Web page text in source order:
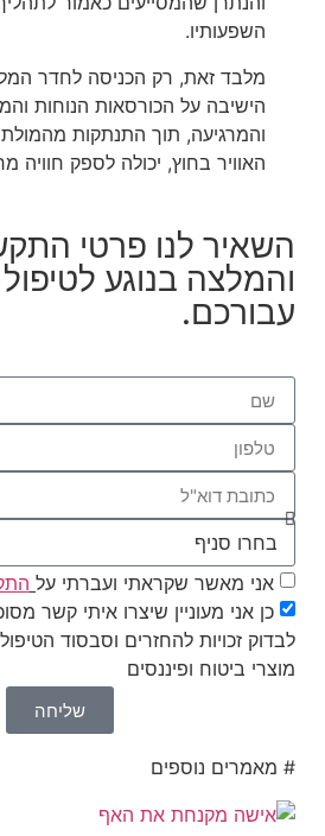
השפעותיו.
מלבד זאת, רק הכניסה לחדר
הישיבה על הכורסאות הנוחות
והמרגיעה, תוך התנתקות מהמולת
האוויר בחוץ, יכולה לספק חוויה
השאיר לנו פרטי
והמלצה בנוגע לטיפול
עבורכם.
אני מאשר שקראתי ועברתי על
כן אני מעוניין שיצרו איתי קשר
לבדוק זכויות להחזרים וסבסוד
מוצרי ביטוח ופיננסים
שליחה
# מאמרים נוספים